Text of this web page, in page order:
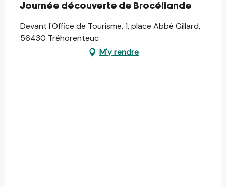
Journée découverte de Brocéliande
Devant l'Office de Tourisme, 1, place Abbé Gillard,
56430 Tréhorenteuc
M'y rendre